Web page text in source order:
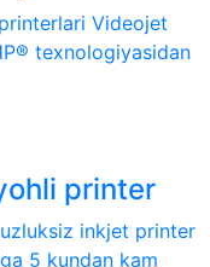
Videojet
texnologiyasidan
printer
inkjet printer
5 kundan kam